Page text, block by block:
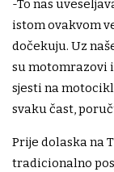
-To nas
istom ovakvom
dočekuju. Uz
su motomrazovi
sjesti na
svaku čast,
Prije dolaska na
tradicionalno